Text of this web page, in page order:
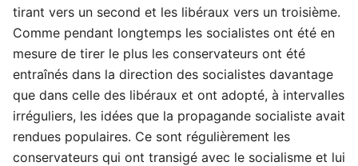
tirant vers un second et les libéraux vers un troisième.
Comme pendant longtemps les socialistes ont été en
mesure de tirer le plus les conservateurs ont été
entraînés dans la direction des socialistes davantage
que dans celle des libéraux et ont adopté, à intervalles
irréguliers, les idées que la propagande socialiste avait
rendues populaires. Ce sont régulièrement les
conservateurs qui ont transigé avec le socialisme et lui